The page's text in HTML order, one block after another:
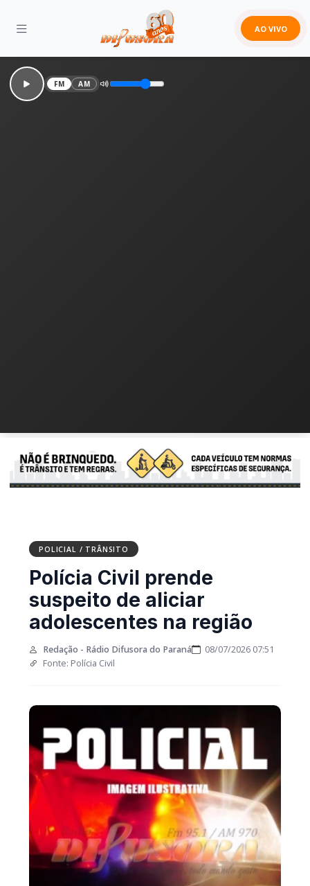
AO VIVO
FM AM
POLICIAL / TRÂNSITO
Polícia Civil prende
suspeito de aliciar
adolescentes na região
Redação - Rádio Difusora do Paraná
08/07/2026 07:51
Fonte: Polícia Civil